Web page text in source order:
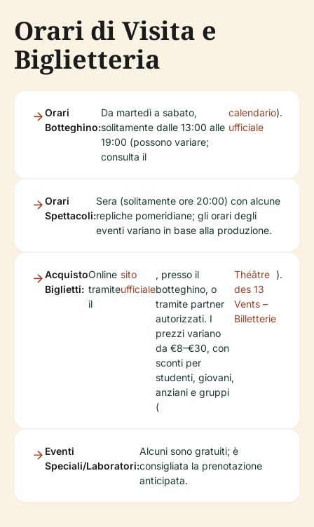
Orari di Visita e
Biglietteria
Orari
Botteghino:
Da martedì a sabato,
solitamente dalle 13:00 alle
19:00 (possono variare;
consulta il
calendario
ufficiale
).
Orari
Spettacoli:
Sera (solitamente ore 20:00) con alcune
repliche pomeridiane; gli orari degli
eventi variano in base alla produzione.
Acquisto
Biglietti:
Online
tramite
il
sito
ufficiale
, presso il
botteghino, o
tramite partner
autorizzati. I
prezzi variano
da €8–€30, con
sconti per
studenti, giovani,
anziani e gruppi
(
Théâtre
des 13
Vents –
Billetterie
).
Eventi
Speciali/Laboratori:
Alcuni sono gratuiti; è
consigliata la prenotazione
anticipata.